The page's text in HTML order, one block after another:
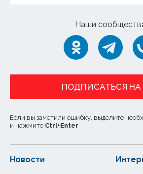
Наши
ПОДПИСАТЬСЯ НА
Если вы заметили ошибку, выделите
и нажмите Ctrl+Enter
Новости